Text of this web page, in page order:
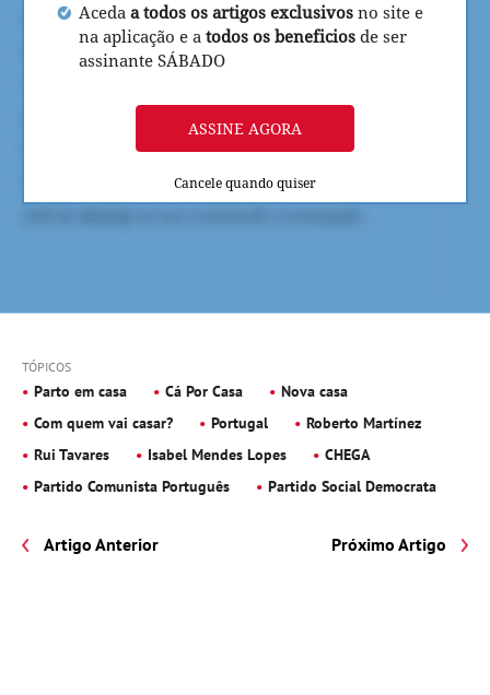
Aceda a todos os artigos exclusivos no site e
na aplicação e a todos os beneficios de ser
assinante SÁBADO
ASSINE AGORA
Cancele quando quiser
TÓPICOS
Parto em casa Cá Por Casa
Nova casa
Com quem vai casar?
Portugal
Roberto Martínez
Rui Tavares
Isabel Mendes Lopes
CHEGA
Partido Comunista Português
Partido Social Democrata
Artigo Anterior Próximo Artigo